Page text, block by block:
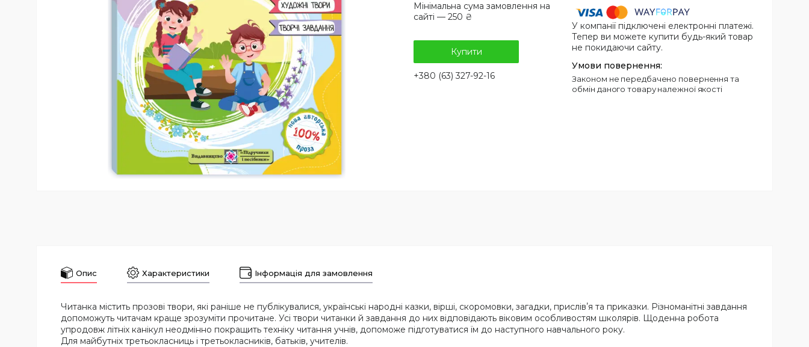
Мінімальна сума замовлення на
сайті — 250 ₴
Купити
+380 (63) 327-92-16
У компанії підключені електронні платежі.
Тепер ви можете купити будь-який товар
не покидаючи сайту.
Законом не передбачено повернення та
обмін даного товару належної якості
Опис Характеристики Інформація для замовлення
Читанка містить прозові твори, які раніше не публікувалися, українські народні казки, вірші, скоромовки, загадки, прислівʼя та приказки. Різноманітні завдання
допоможуть читачам краще зрозуміти прочитане. Усі твори читанки й завдання до них відповідають віковим особливостям школярів. Щоденна робота
упродовж літніх канікул неодмінно покращить техніку читання учнів, допоможе підготуватися їм до наступного навчального року.
Для майбутніх третьокласниць і третьокласників, батьків, учителів.